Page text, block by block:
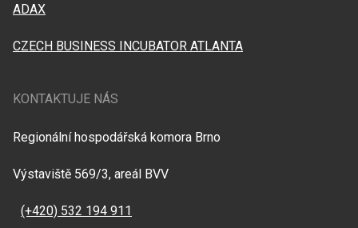
ADAX
CZECH BUSINESS INCUBATOR ATLANTA
KONTAKTUJE NÁS
Regionální hospodářská komora Brno
Výstaviště 569/3, areál BVV
(+420) 532 194 911